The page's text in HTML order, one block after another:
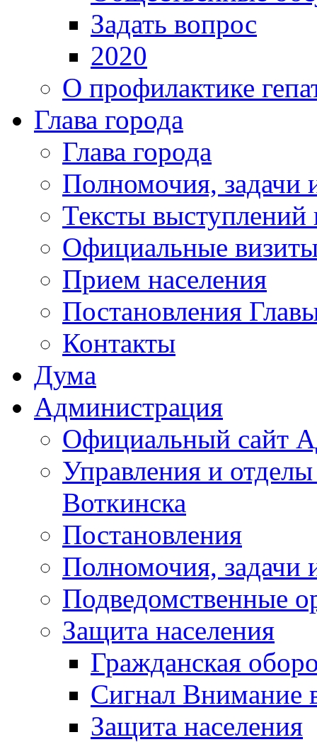
Задать вопрос
2020
О профилактике
Глава города
Глава города
Полномочия, задачи
Тексты выступлений
Официальные
Прием населения
Постановления
Контакты
Дума
Администрация
Официальный сайт
Управления и
Воткинска
Постановления
Полномочия, задачи
Подведомственные
Защита населения
Гражданская
Сигнал Внимание
Защита населения